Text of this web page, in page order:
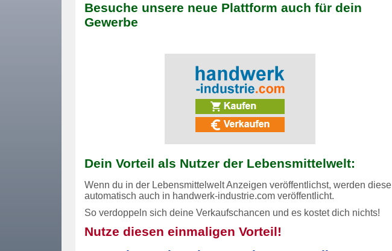
Besuche unsere neue Plattform auch für dein
Gewerbe
Dein Vorteil als Nutzer der Lebensmittelwelt:
Wenn du in der Lebensmittelwelt Anzeigen veröffentlichst, werden diese
automatisch auch in handwerk-industrie.comveröffentlicht.
So verdoppeln sich deine Verkaufschancen und es kostet dich nichts!
Nutze diesen einmaligen Vorteil!